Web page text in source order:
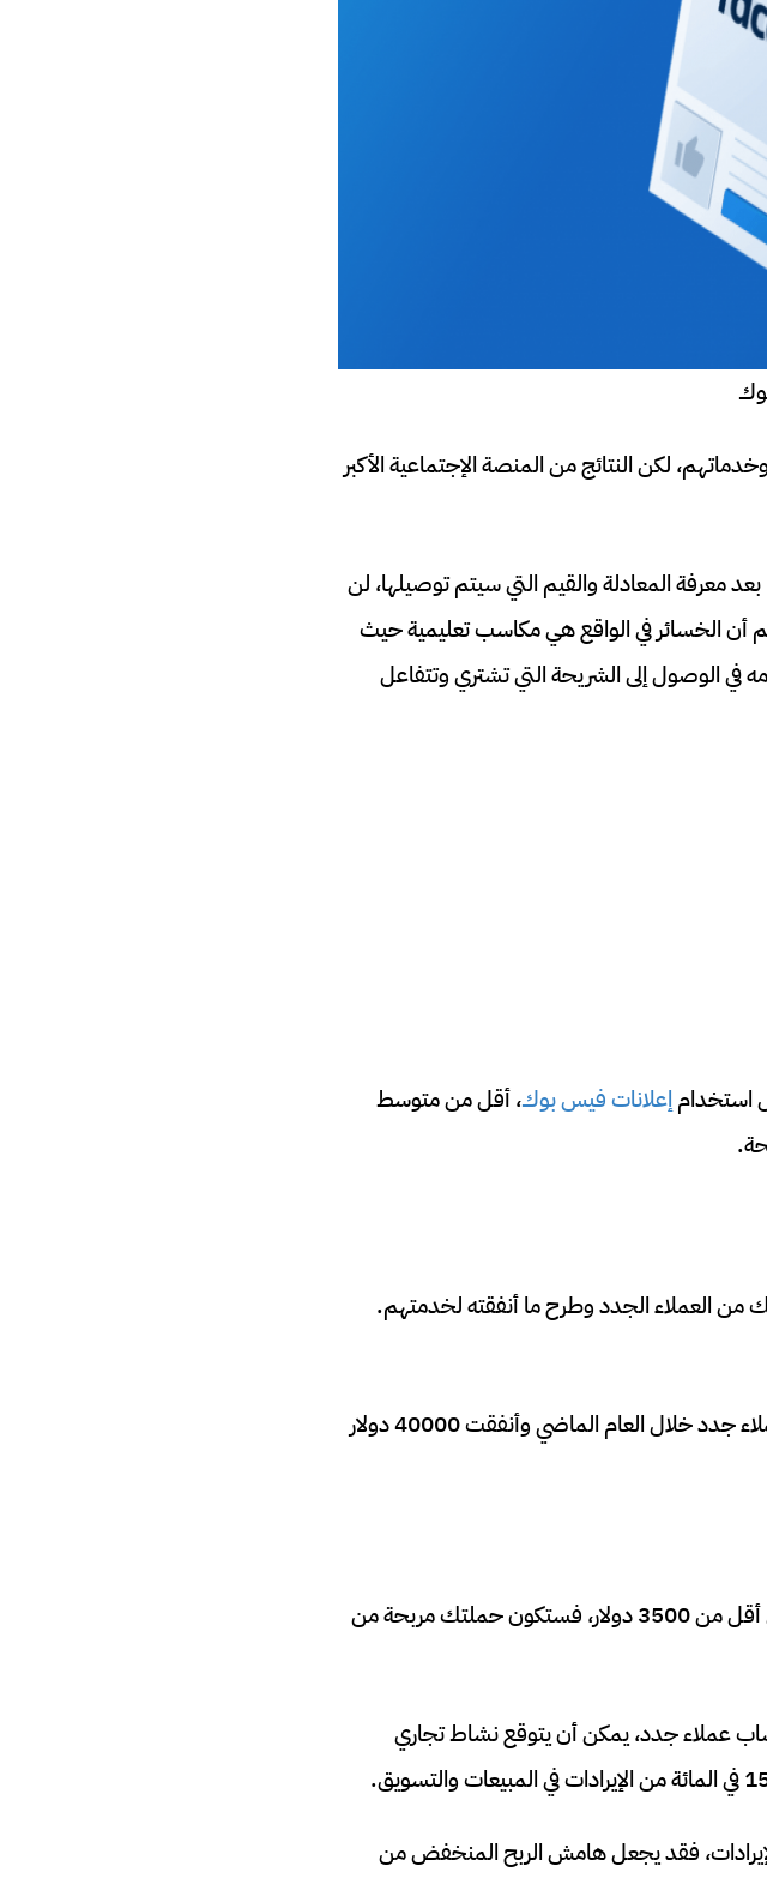
لكن النتائج من المنصة الإجتماعية الأكبر
المعادلة والقيم التي سيتم توصيلها، لن
أن الخسائر في الواقع هي مكاسب تعليمية حيث
في الوصول إلى الشريحة التي تشتري وتتفاعل
استخدامإعلانات فيس بوك، أقل من متوسط
العملاء الجدد وطرح ما أنفقته لخدمتهم.
على سبيل المثال، إذا حققت 75000 دولار أمريكي من 10 عملاء جدد خلال العام الماضي وأنفقت 40000 دولار
إذا كان متوسط ​​تكلفة اكتساب عملاء مستقبليين في المستقبل أقل من 3500 دولار، فستكون حملتك مربحة من
عملاء جدد، يمكن أن يتوقع نشاط تجاري
أو أكثر من إجمالي الإيرادات، فقد يجعل هامش الربح المنخفض من